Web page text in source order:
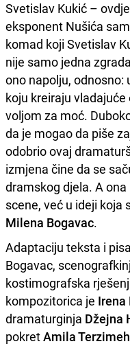
Svetislav Kukić –
eksponent Nušića
komad koji Svetislav
nije samo jedna
ono napolju,
koju kreiraju
voljom za moć.
da je mogao da piše
odobrio ovaj
izmjena čine da se
dramskog djela. A
scene, već u ideji koja
Milena Bogavac.
Adaptaciju teksta i
Bogavac,
kostimografska
kompozitorica je Irena
dramaturginja Džejna
pokretAmila